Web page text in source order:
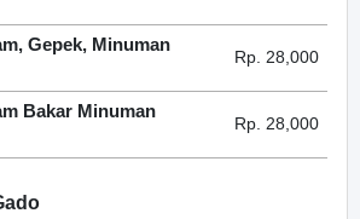
Gepek, Minuman
Rp. 28,000
Bakar Minuman
Rp. 28,000